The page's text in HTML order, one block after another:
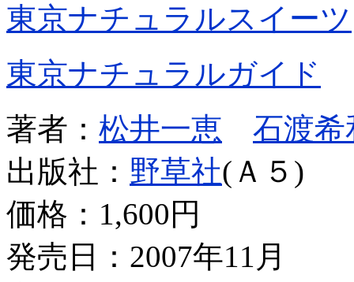
東京ナチュラルスイーツ
東京ナチュラルガイド
著者： 松井一恵
石渡希
出版社： 野草社(Ａ５)
価格： 1,600円
発売日：2007年11月